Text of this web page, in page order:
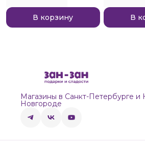
В корзину В
Магазины в Санкт-Петербурге
Новгороде